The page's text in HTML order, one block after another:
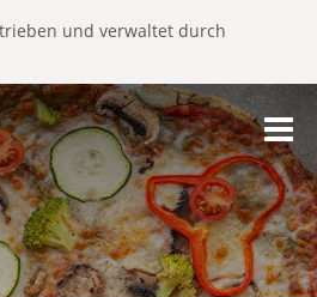
und verwaltet durch